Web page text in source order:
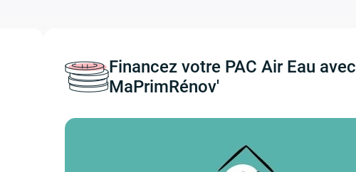
Financez votre PAC Air Eau avec
MaPrimRénov'